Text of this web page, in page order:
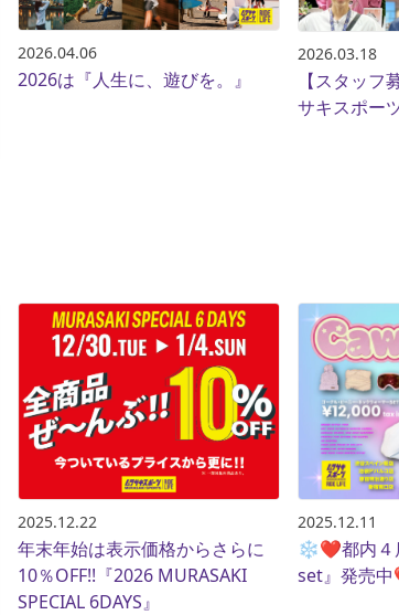
2026.04.06
2026は『人生に、遊びを。』
2026.03.18
【スタッフ
サキスポー
2025.12.22
年末年始は表示価格からさらに
10％OFF!!『2026 MURASAKI
SPECIAL 6DAYS』
2025.12.11
❄️❤️都内４
set』発売